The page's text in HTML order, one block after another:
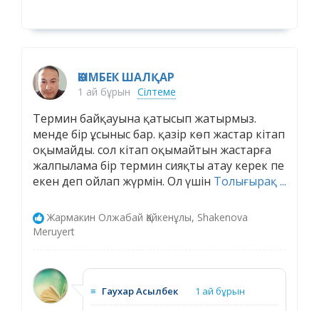
ӘКІМБЕК ШАЛҚАР
1 ай бұрын Сілтеме
Термин байқауына қатысып жатырмыз.
менде бір ұсыныс бар. қазір көп жастар кітап
оқымайды. сол кітап оқымайтын жастарға
жалпылама бір термин сияқты атау керек пе
екен деп ойлап жүрмін. Ол үшін Толығырақ ...
Жармакин Олжабай Қайкенұлы, Shakenova
Meruyert
≡ Гаухар Асылбек 1 ай бұрын